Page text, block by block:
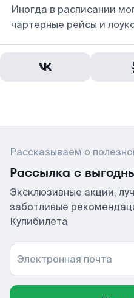
Иногда в расписании
чартерные рейсы и
Рассказываем о
Рассылка с
Эксклюзивные акции,
заботливые
Купибилета
Электронная почта